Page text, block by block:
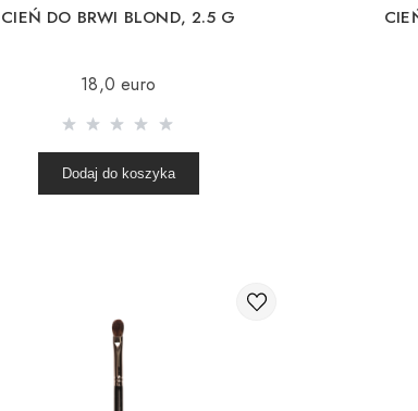
CIEŃ DO BRWI BLOND, 2.5 G
18,0 euro
Dodaj do koszyka